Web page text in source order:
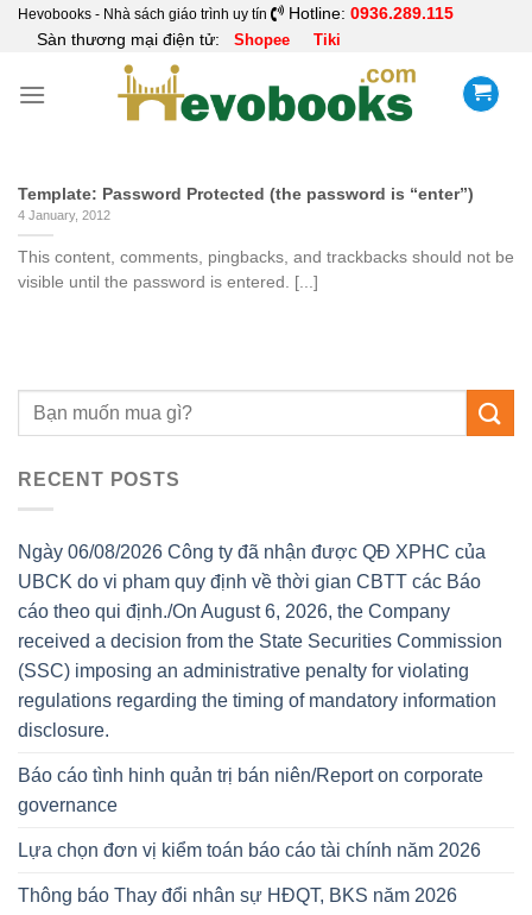
SkipHevobooks - Nhà sách giáo trình uy tín Hotline: 0936.289.115
Sàn thương mại điện tử: Shopee Tiki
Template: Password Protected (the password is “enter”)
4 January, 2012
This content, comments, pingbacks, and trackbacks should not be
visible until the password is entered. [...]
RECENT POSTS
Ngày 06/08/2026 Công ty đã nhận được QĐ XPHC của
UBCK do vi pham quy định về thời gian CBTT các Báo
cáo theo qui định./On August 6, 2026, the Company
received a decision from the State Securities Commission
(SSC) imposing an administrative penalty for violating
regulations regarding the timing of mandatory information
disclosure.
Báo cáo tình hinh quản trị bán niên/Report on corporate
governance
Lựa chọn đơn vị kiểm toán báo cáo tài chính năm 2026
Thông báo Thay đổi nhân sự HĐQT, BKS năm 2026